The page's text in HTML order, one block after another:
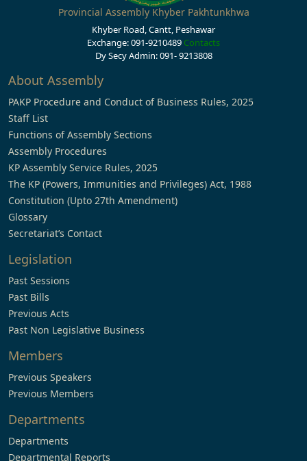
Provincial Assembly Khyber Pakhtunkhwa
Khyber Road, Cantt, Peshawar
Exchange: 091-9210489 Contacts
Dy Secy Admin: 091- 9213808
About Assembly
PAKP Procedure and Conduct of Business Rules, 2025
Staff List
Functions of Assembly Sections
Assembly Procedures
KP Assembly Service Rules, 2025
The KP (Powers, Immunities and Privileges) Act, 1988
Constitution (Upto 27th Amendment)
Glossary
Secretariat’s Contact
Legislation
Past Sessions
Past Bills
Previous Acts
Past Non Legislative Business
Members
Previous Speakers
Previous Members
Departments
Departments
Departmental Reports